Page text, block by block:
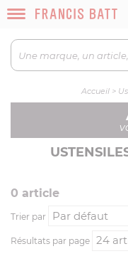
Accueil>
0 article
Trier par
Résultats par page